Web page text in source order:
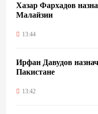
Хазар Фархадов
Малайзии
13:44
Ирфан Давудов
Пакистане
13:42